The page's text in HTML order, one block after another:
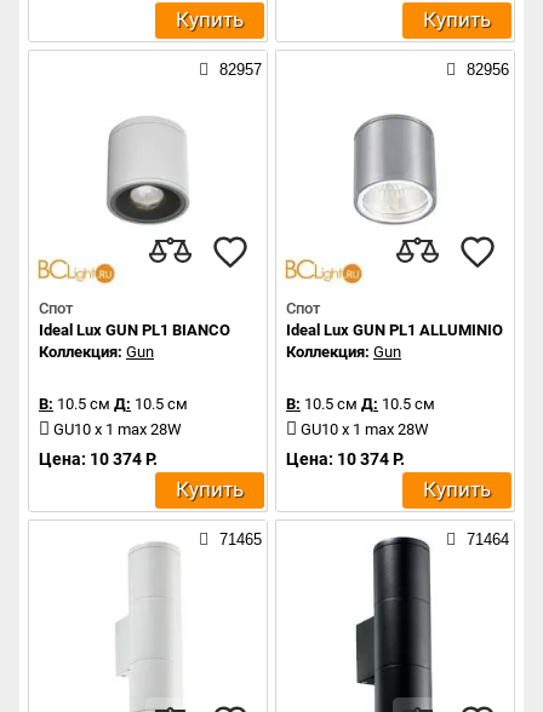
Купить Купить
82957
Спот
Ideal Lux GUN PL1 BIANCO
Коллекция: Gun
В: 10.5 см Д: 10.5 см
GU10 x 1 max 28W
Цена: 10 374 Р.
Купить
82956
Спот
Ideal Lux GUN PL1 ALLUMINIO
Коллекция: Gun
В: 10.5 см Д: 10.5 см
GU10 x 1 max 28W
Цена: 10 374 Р.
Купить
71465 71464